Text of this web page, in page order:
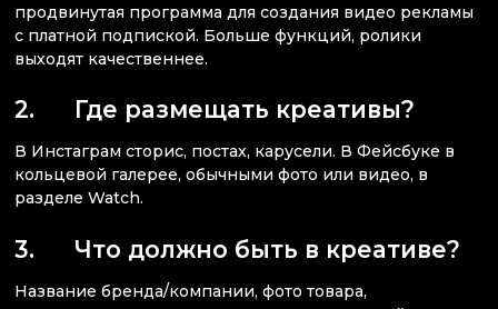
продвинутая программа для создания видео рекламы
с платной подпиской. Больше функций, ролики
выходят качественнее.
2. Где размещать креативы?
В Инстаграм сторис, постах, карусели. В Фейсбуке в
кольцевой галерее, обычными фото или видео, в
разделе Watch.
3. Что должно быть в креативе?
Название бренда/компании, фото товара,